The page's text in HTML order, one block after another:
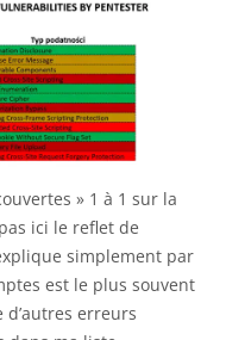
» 1 à 1 sur la
ici le reflet de
simplement par
est le plus souvent
erreurs